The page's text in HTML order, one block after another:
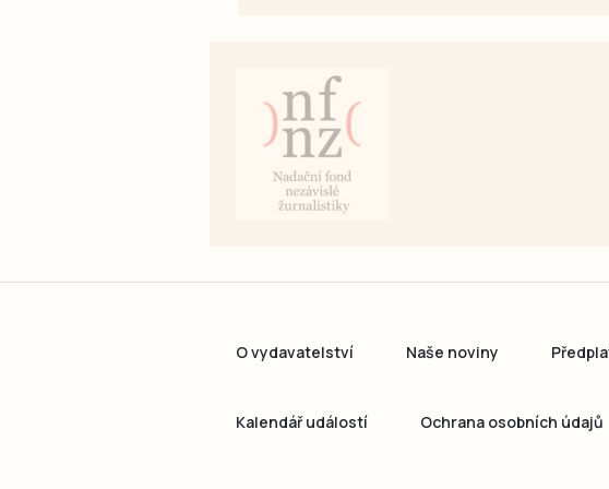
O vydavatelství Naše noviny
Kalendář událostí Ochrana osobních údajů